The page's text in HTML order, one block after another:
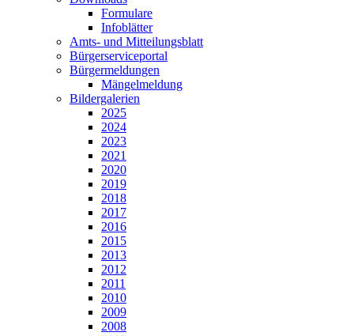
Formulare
Infoblätter
Amts- und Mitteilungsblatt
Bürgerserviceportal
Bürgermeldungen
Mängelmeldung
Bildergalerien
2025
2024
2023
2021
2020
2019
2018
2017
2016
2015
2013
2012
2011
2010
2009
2008